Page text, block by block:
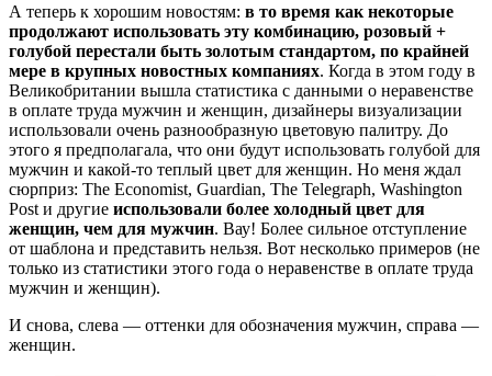
А теперь к хорошим новостям: в то время как некоторые
продолжают использовать эту комбинацию, розовый +
голубой перестали быть золотым стандартом, по крайней
мере в крупных новостных компаниях. Когда в этом году в
Великобритании вышла статистика с данными о неравенстве
в оплате труда мужчин и женщин, дизайнеры визуализации
использовали очень разнообразную цветовую палитру. До
этого я предполагала, что они будут использовать голубой для
мужчин и какой-то теплый цвет для женщин. Но меня ждал
сюрприз: The Economist, Guardian, The Telegraph, Washington
Post и другие использовали более холодный цвет для
женщин, чем для мужчин. Вау! Более сильное отступление
от шаблона и представить нельзя. Вот несколько примеров (не
только из статистики этого года о неравенстве в оплате труда
мужчин и женщин).
И снова, слева — оттенки для обозначения мужчин, справа —
женщин.